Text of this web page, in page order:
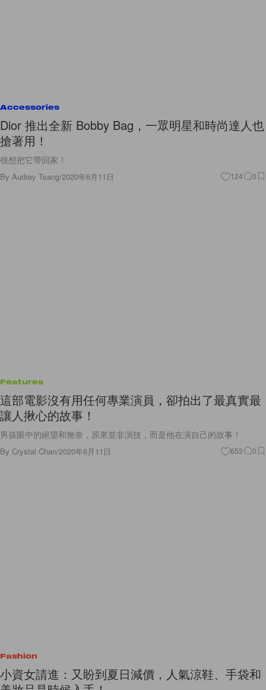
Accessories
Dior 推出全新 Bobby Bag，一眾明星和時尚達人也
搶著用！
很想把它帶回家！
By Audrey Tsang/2020年6月11日 124 0
Features
這部電影沒有用任何專業演員，卻拍出了最真實最
讓人揪心的故事！
男孩眼中的絕望和無奈，原來並非演技，而是他在演自己的故事！
By Crystal Chan/2020年6月11日 653 0
Fashion
小資女請進：又盼到夏日減價，人氣涼鞋、手袋和